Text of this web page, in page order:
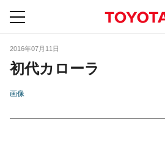
2016年07月11日
初代カローラ
画像